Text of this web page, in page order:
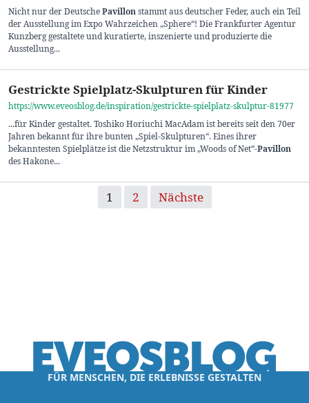
Nicht nur der DeutschePavillonstammt aus deutscher Feder, auch ein Teil
der Ausstellung im Expo Wahrzeichen „Sphere“! Die Frankfurter Agentur
Kunzberg gestaltete und kuratierte, inszenierte und produzierte die
Ausstellung...
Gestrickte Spielplatz-Skulpturen für Kinder
https://www.eveosblog.de/inspiration/gestrickte-spielplatz-skulptur-81977
...für Kinder gestaltet. Toshiko Horiuchi MacAdam ist bereits seit den 70er
Jahren bekannt für ihre bunten „Spiel-Skulpturen“. Eines ihrer
bekanntesten Spielplätze ist die Netzstruktur im „Woods of Net“-Pavillon
des Hakone...
Seitennummerierung der Beiträge
1 2 Nächste
FÜR MENSCHEN, DIE ERLEBNISSE GESTALTEN